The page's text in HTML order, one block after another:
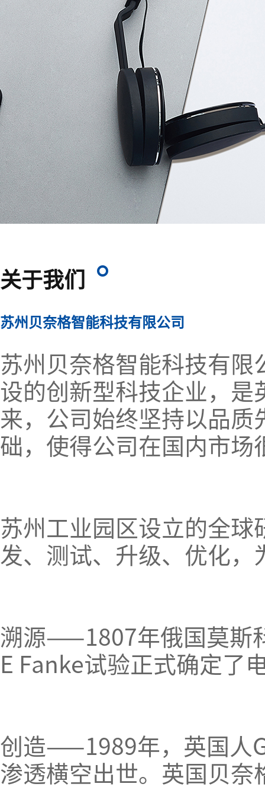
关于我们
苏州贝奈格智能科技有限公司
苏州贝奈格智能科技有限
设的创新型科技企业，是
来，公司始终坚持以品质
础，使得公司在国内市场
苏州工业园区设立的全球
发、测试、升级、优化
溯源——1807年俄国莫斯
E Fanke试验正式确定了
创造——1989年，英国人
渗透横空出世。英国贝奈